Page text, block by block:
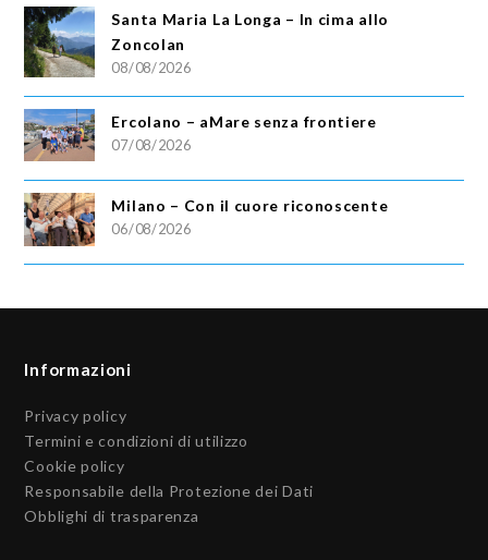
Santa Maria La Longa – In cima allo
Zoncolan
08/08/2026
Ercolano – aMare senza frontiere
07/08/2026
Milano – Con il cuore riconoscente
06/08/2026
Informazioni
Privacy policy
Termini e condizioni di utilizzo
Cookie policy
Responsabile della Protezione dei Dati
Obblighi di trasparenza